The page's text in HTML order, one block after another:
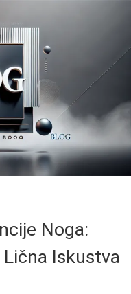
Noga:
Lična Iskustva